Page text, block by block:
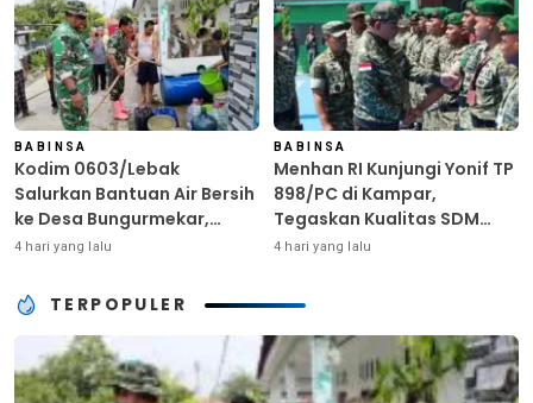
BABINSA
Kodim 0603/Lebak
Salurkan Bantuan Air Bersih
ke Desa Bungurmekar,
Ringankan Beban Warga
4 hari yang lalu
BABINSA
Menhan RI Kunjungi Yonif TP
898/PC di Kampar,
Tegaskan Kualitas SDM
Kunci Kekuatan TNI
4 hari yang lalu
TERPOPULER